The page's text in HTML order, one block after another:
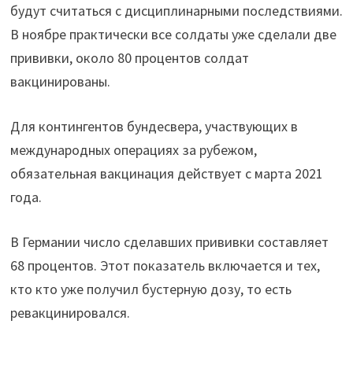
будут считаться с дисциплинарными последствиями.
В ноябре практически все солдаты уже сделали две
прививки, около 80 процентов солдат
вакцинированы.
Для контингентов бундесвера, участвующих в
международных операциях за рубежом,
обязательная вакцинация действует с марта 2021
года.
В Германии число сделавших прививки составляет
68 процентов. Этот показатель включается и тех,
кто кто уже получил бустерную дозу, то есть
ревакцинировался.